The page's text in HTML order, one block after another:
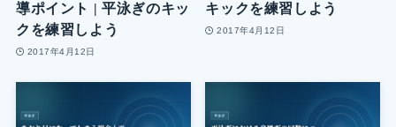
導ポイント | 平泳ぎのキッ
クを練習しよう
2017年4月12日
キックを練習しよう
2017年4月12日